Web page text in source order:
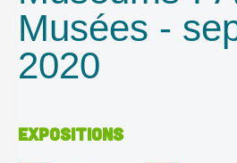
Musées -
2020
EXPOSITIONS